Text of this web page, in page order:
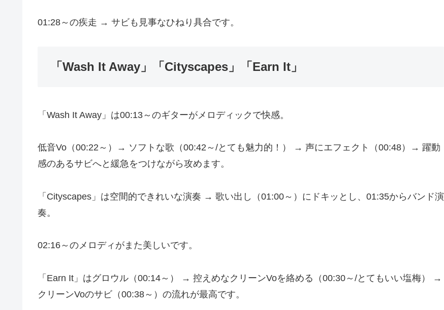
01:28～の疾走 → サビも見事なひねり具合です。
「Wash It Away」「Cityscapes」「Earn It」
「Wash It Away」は00:13～のギターがメロディックで快感。
低音Vo（00:22～）→ ソフトな歌（00:42～/とても魅力的！） → 声にエフェクト（00:48）→ 躍動
感のあるサビへと緩急をつけながら攻めます。
「Cityscapes」は空間的できれいな演奏 → 歌い出し（01:00～）にドキッとし、01:35からバンド演
奏。
02:16～のメロディがまた美しいです。
「Earn It」はグロウル（00:14～） → 控えめなクリーンVoを絡める（00:30～/とてもいい塩梅） →
クリーンVoのサビ（00:38～）の流れが最高です。